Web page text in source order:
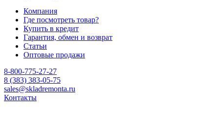
Компания
Где посмотреть товар?
Купить в кредит
Гарантия, обмен и возврат
Статьи
Оптовые продажи
8-800-775-27-27
8 (383) 383-05-75
sales@skladremonta.ru
Контакты